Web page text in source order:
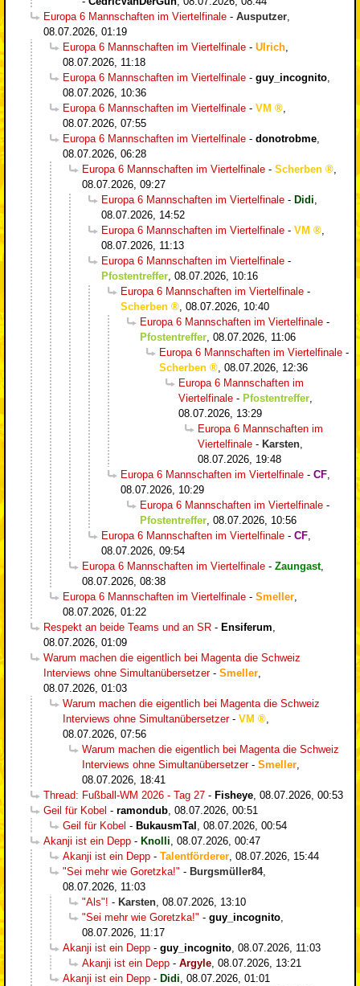
Europa 6 Mannschaften im Viertelfinale - Ausputzer
08.07.2026, 01:19
Europa 6 Mannschaften im Viertelfinale - Ulrich
08.07.2026, 11:18
Europa 6 Mannschaften im Viertelfinale - guy_incognito
08.07.2026, 10:36
Europa 6 Mannschaften im Viertelfinale - VM
08.07.2026, 07:55
Europa 6 Mannschaften im Viertelfinale - donotrobme
08.07.2026, 06:28
Europa 6 Mannschaften im Viertelfinale - Scherben
08.07.2026, 09:27
Europa 6 Mannschaften im Viertelfinale - Didi
08.07.2026, 14:52
Europa 6 Mannschaften im Viertelfinale - VM
08.07.2026, 11:13
Europa 6 Mannschaften im Viertelfinale -
Pfostentreffer 08.07.2026, 10:16
Europa 6 Mannschaften im Viertelfinale -
Scherben
08.07.2026, 10:40
Europa 6 Mannschaften im Viertelfinale -
Pfostentreffer 08.07.2026, 11:06
Europa 6 Mannschaften im Viertelfinale -
Scherben
08.07.2026, 12:36
Europa 6 Mannschaften im
Viertelfinale - Pfostentreffer
08.07.2026, 13:29
Europa 6 Mannschaften im
Viertelfinale - Karsten
08.07.2026, 19:48
Europa 6 Mannschaften im Viertelfinale - CF
08.07.2026, 10:29
Europa 6 Mannschaften im Viertelfinale -
Pfostentreffer 08.07.2026, 10:56
Europa 6 Mannschaften im Viertelfinale - CF
08.07.2026, 09:54
Europa 6 Mannschaften im Viertelfinale - Zaungast,
08.07.2026, 08:38
Europa 6 Mannschaften im Viertelfinale - Smeller
08.07.2026, 01:22
Respekt an beide Teams und an SR - Ensiferum
08.07.2026, 01:09
Warum machen die eigentlich bei Magenta die Schweiz
Interviews ohne Simultanübersetzer- Smeller
08.07.2026, 01:03
Warum machen die eigentlich bei Magenta die Schweiz
Interviews ohne Simultanübersetzer- VM
08.07.2026, 07:56
Warum machen die eigentlich bei Magenta die Schweiz
Interviews ohne Simultanübersetzer- Smeller
08.07.2026, 18:41
Thread: Fußball-WM 2026 - Tag 27 - Fisheye 08.07.2026, 00:53
Geil für Kobel - ramondub 08.07.2026, 00:51
Geil für Kobel - BukausmTal
08.07.2026, 00:54
Akanji ist ein Depp - Knolli 08.07.2026, 00:47
Akanji ist ein Depp - Talentförderer 08.07.2026, 15:44
"Sei mehr wie Goretzka!" - Burgsmüller84,
08.07.2026, 11:03
"Als"! - Karsten 08.07.2026, 13:10
"Sei mehr wie Goretzka!" - guy_incognito
08.07.2026, 11:17
Akanji ist ein Depp - guy_incognito 08.07.2026, 11:03
Akanji ist ein Depp - Argyle 08.07.2026, 13:21
Akanji ist ein Depp - Didi 08.07.2026, 01:01